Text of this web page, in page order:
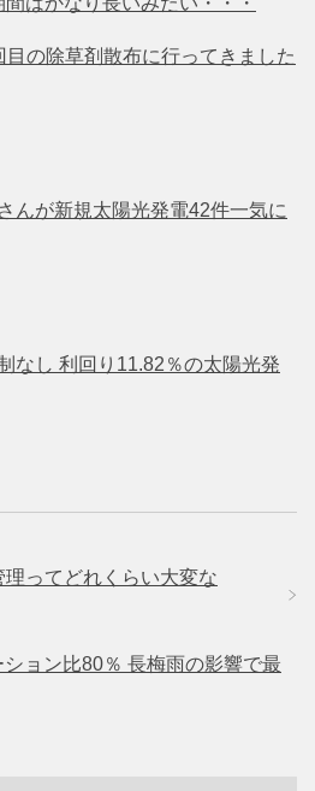
目の除草剤散布に行ってきました
んが新規太陽光発電42件一気に
なし 利回り11.82％の太陽光発
ってどれくらい大変な
ョン比80％ 長梅雨の影響で最